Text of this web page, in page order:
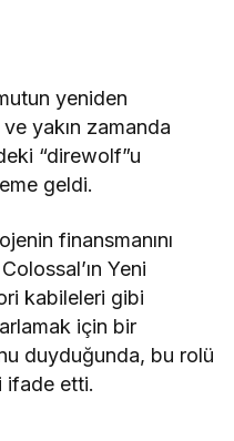
yeniden
ve yakın zamanda
“direwolf”u
geldi.
finansmanını
Yeni
kabileleri gibi
için bir
duyduğunda, bu rolü
ifade etti.